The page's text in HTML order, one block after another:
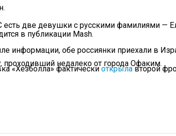
две девушки с русскими фамилиями —
в публикации Mash.
информации, обе россиянки приехали в
проходивший недалеко от города Офаким.
«Хезболла» фактическиоткрылавторой